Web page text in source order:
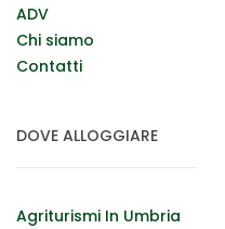
ADV
Chi siamo
Contatti
DOVE ALLOGGIARE
Agriturismi In Umbria